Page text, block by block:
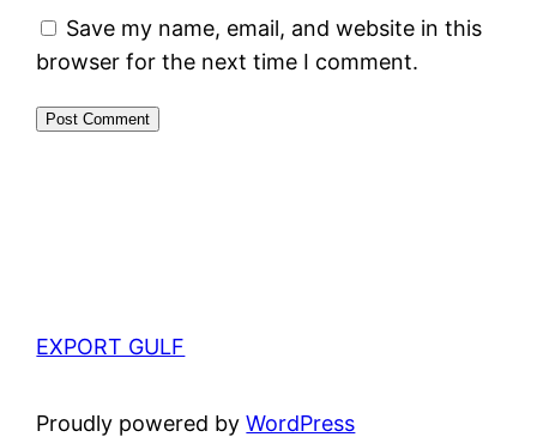
Save my name, email, and website in this
browser for the next time I comment.
EXPORT GULF
Proudly powered byWordPress